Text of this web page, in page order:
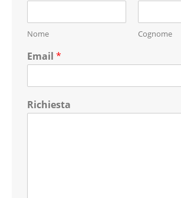
Nome Cognome
Email *
Richiesta